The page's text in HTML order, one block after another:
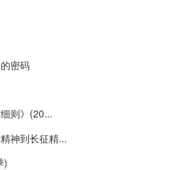
密码
则》(20...
神到长征精...
)